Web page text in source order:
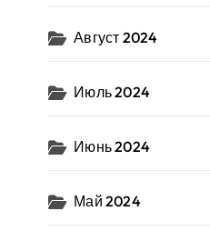
Август 2024
Июль 2024
Июнь 2024
Май 2024